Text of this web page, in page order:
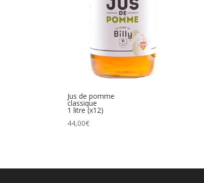
Jus de pomme
classique
1 litre (x12)
44,00€